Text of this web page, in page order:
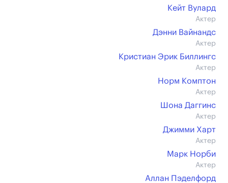
Кейт Вулард
Актер
Дэнни Вайнандс
Актер
Кристиан Эрик Биллингс
Актер
Норм Комптон
Актер
Шона Даггинс
Актер
Джимми Харт
Актер
Марк Норби
Актер
Аллан Пэделфорд